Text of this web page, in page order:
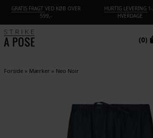
GRATIS FRAGT VED KØB OVER
599,-
HURTIG LEVERING
HVERDAGE
(0)
Forside» Mærker » Neo Noir